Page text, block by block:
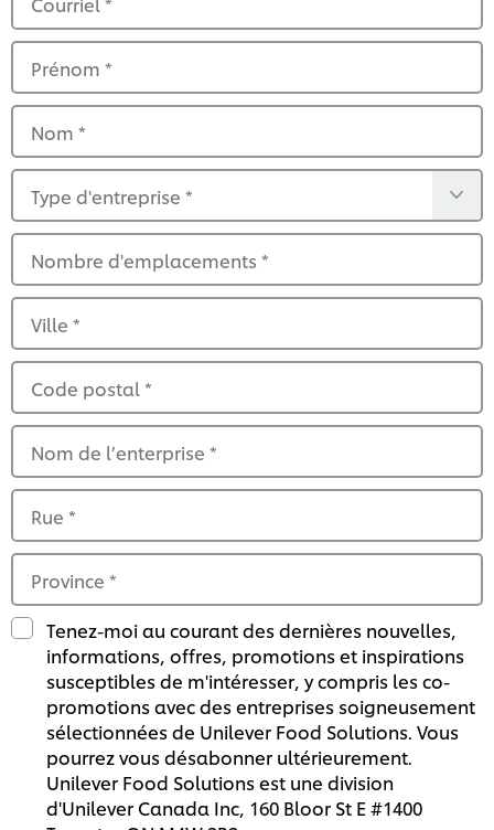
Prénom *
Nom *
Type d'entreprise *
Nombre d'emplacements *
Ville *
Code postal*
Nom de l’enterprise *
Rue *
Province *
Tenez-moi au courant des dernières nouvelles,
informations, offres, promotions et inspirations
susceptibles de m'intéresser, y compris les co-
promotions avec des entreprises soigneusement
sélectionnées de Unilever Food Solutions. Vous
pourrez vous désabonner ultérieurement.
Unilever Food Solutions est une division
d'Unilever Canada Inc, 160 Bloor St E #1400